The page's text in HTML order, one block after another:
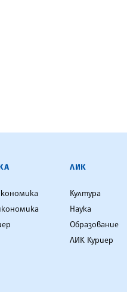
ЛИК
Култура
Наука
Образование
ЛИК Куриер